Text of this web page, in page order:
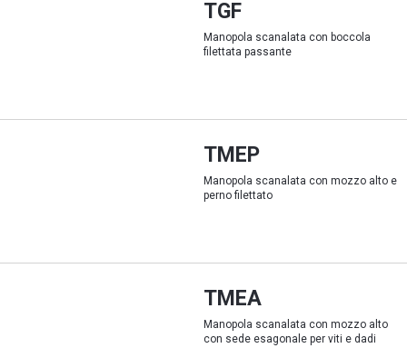
TGF
Manopola scanalata con boccola
filettata passante
TMEP
Manopola scanalata con mozzo alto e
perno filettato
TMEA
Manopola scanalata con mozzo alto
con sede esagonale per viti e dadi